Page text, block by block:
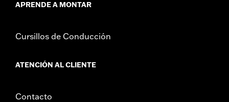
APRENDE A MONTAR
Cursillos de Conducción
ATENCIÓN AL CLIENTE
Contacto